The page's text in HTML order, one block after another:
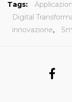
Tags:
Digital
innovazione,